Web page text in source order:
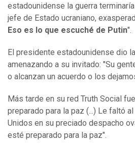
estadounidense la guerra
jefe de Estado ucraniano,
Eso es lo que escuché de Putin".
El presidente estadounidense dio
amenazando a su invitado: "Su
o alcanzan un acuerdo o los
Más tarde en su red Truth Social
preparado para la paz (...) Le faltó
Unidos en su preciado despacho
esté preparado para la paz".